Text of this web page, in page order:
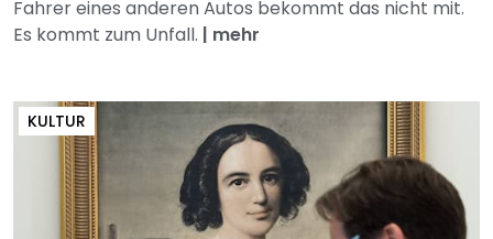
Fahrer eines anderen Autos bekommt das nicht mit.
Es kommt zum Unfall. | mehr
KULTUR